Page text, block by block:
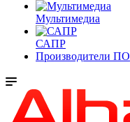
Мультимедиа
САПР
Производители ПО